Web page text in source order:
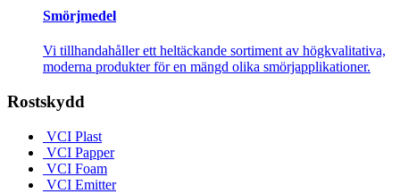
Smörjmedel
Vi tillhandahåller ett heltäckande sortiment av högkvalitativa,
moderna produkter för en mängd olika smörjapplikationer.
Rostskydd
VCI Plast
VCI Papper
VCI Foam
VCI Emitter